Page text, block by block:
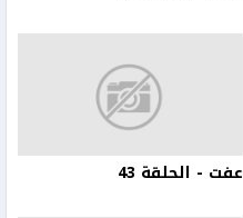
عفت - الحلقة 43